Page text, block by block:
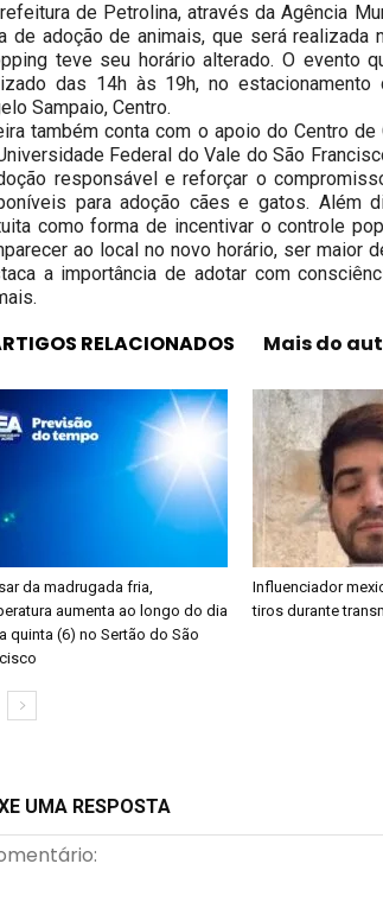
de Petrolina, através da Agência
de adoção de animais, que será
teve seu horário alterado. O evento
das 14h às 19h, no estacionamento
Sampaio, Centro.
também conta com o apoio do Centro
Federal do Vale do São
responsável e reforçar o
para adoção cães e gatos. Além
como forma de incentivar o controle
ao local no novo horário, ser maior
a importância de adotar com
RELACIONADOS Mais do
da madrugada fria,
aumenta ao longo do dia
quinta (6) no Sertão do São
Influenciador
tiros durante
UMA RESPOSTA